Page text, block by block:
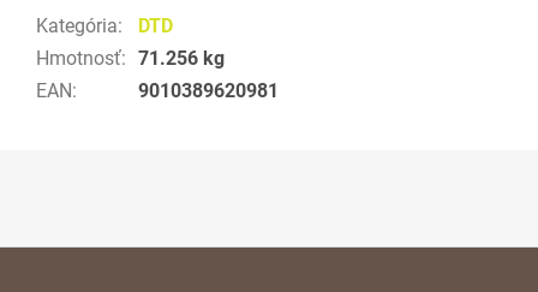
Kategória:
DTD
Hmotnosť: 71.256 kg
EAN: 9010389620981